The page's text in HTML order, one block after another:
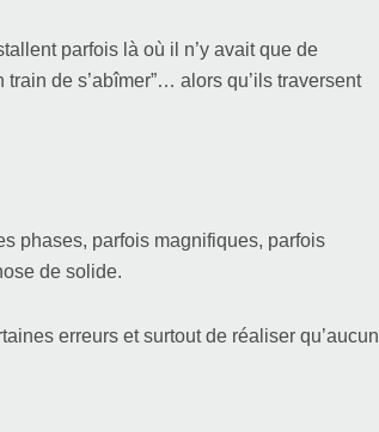
parfois là où il n’y avait que de
de s’abîmer”… alors qu’ils traversent
phases, parfois magnifiques, parfois
de solide.
erreurs et surtout de réaliser qu’aucun